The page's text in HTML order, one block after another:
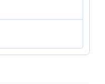
したりして、重
。完了した項目は
進捗状況を簡単
の記事の可視性を
す。SEO アシス
イズします：
タグを追加しま
検索結果に表示
イズします：
プ：検索エンジン
リックします。